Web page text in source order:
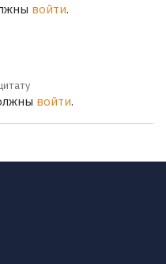
войти.
войти.